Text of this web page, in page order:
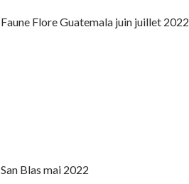
Faune Flore Guatemala juin juillet 2022
San Blas mai 2022